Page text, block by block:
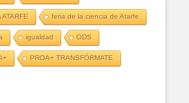
ATARFE feria de la ciencia de Atarfe
igualdad ODS
PROA+ TRANSFÓRMATE